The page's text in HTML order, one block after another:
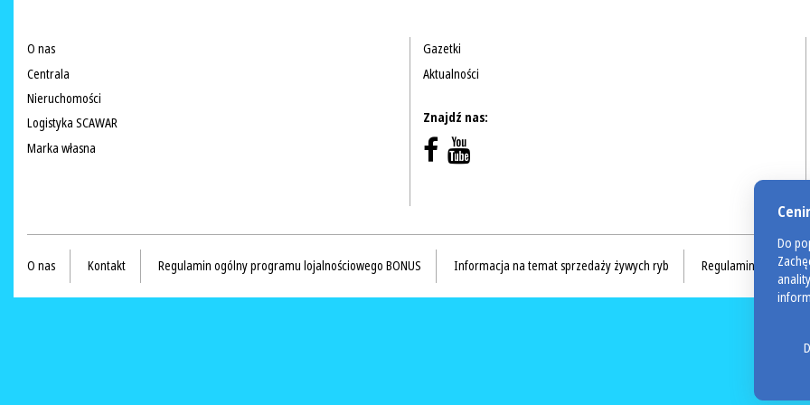
O nas
Centrala
Nieruchomości
Logistyka SCAWAR
Marka własna
Gazetki
Aktualności
Znajdź nas:
O nas Kontakt Regulamin ogólny programu lojalnościowego BONUS Informacja na temat sprzedaży żywych ryb Regulamin akcji
Do